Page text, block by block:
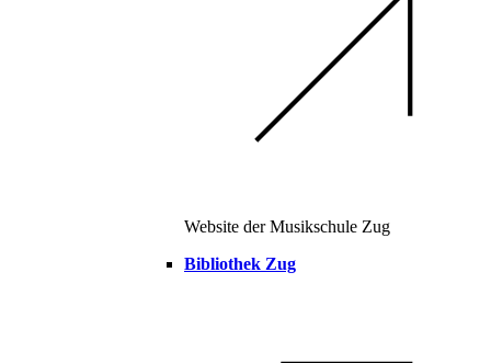
Website der Musikschule Zug
Bibliothek Zug